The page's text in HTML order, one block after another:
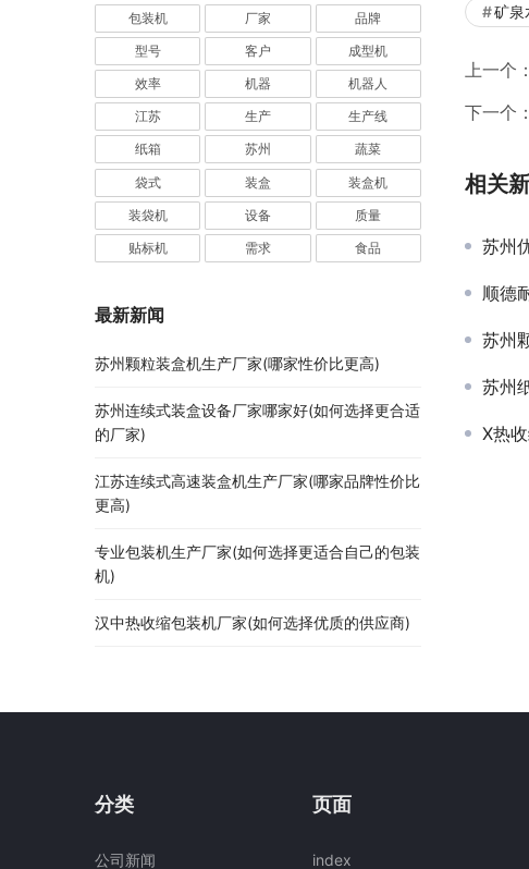
矿泉
上一个：
下一个：
相关
苏州
顺德
苏州
苏州
X热
包装机 厂家 品牌
型号 客户 成型机
效率 机器 机器人
江苏 生产 生产线
纸箱 苏州 蔬菜
袋式 装盒 装盒机
装袋机 设备 质量
贴标机 需求 食品
最新新闻
苏州颗粒装盒机生产厂家(哪家性价比更高)
苏州连续式装盒设备厂家哪家好(如何选择更合适
的厂家)
江苏连续式高速装盒机生产厂家(哪家品牌性价比
更高)
专业包装机生产厂家(如何选择更适合自己的包装
机)
汉中热收缩包装机厂家(如何选择优质的供应商)
分类
公司新闻
页面
index